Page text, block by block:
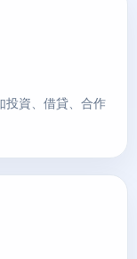
投資、借貸、合作